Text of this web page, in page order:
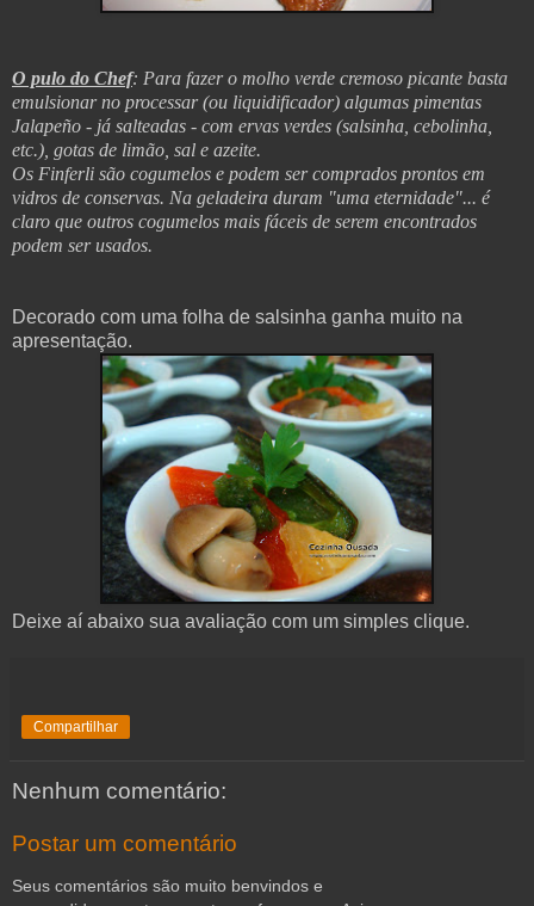
O pulo do Chef: Para fazer o molho verde cremoso picante basta
emulsionar no processar (ou liquidificador) algumas pimentas
Jalapeño - já salteadas - com ervas verdes (salsinha, cebolinha,
etc.), gotas de limão, sal e azeite.
Os Finferli são cogumelos e podem ser comprados prontos em
vidros de conservas. Na geladeira duram "uma eternidade"... é
claro que outros cogumelos mais fáceis de serem encontrados
podem ser usados.
Decorado com uma folha de salsinha ganha muito na
apresentação.
Deixe aí abaixo sua avaliação com um simples clique.
Compartilhar
Nenhum comentário:
Postar um comentário
Seus comentários são muito benvindos e